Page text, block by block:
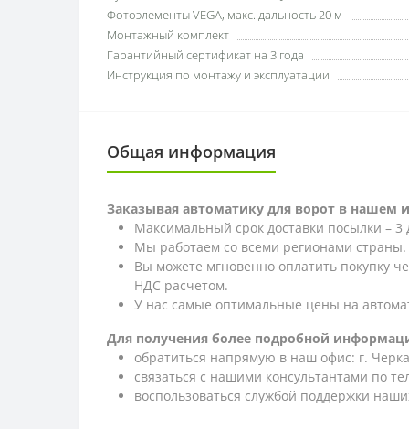
Фотоэлементы VEGA, макс. дальность 20 м
Монтажный комплект
Гарантийный сертификат на 3 года
Инструкция по монтажу и эксплуатации
Общая информация
Заказывая автоматику для ворот в нашем
Максимальный срок доставки посылки – 3
Мы работаем со всеми регионами страны.
Вы можете мгновенно оплатить покупку
НДС расчетом.
У нас самые оптимальные цены на
Для получения более подробной
обратиться напрямую в наш офис: г.
связаться с нашими консультантами по
воспользоваться службой поддержки